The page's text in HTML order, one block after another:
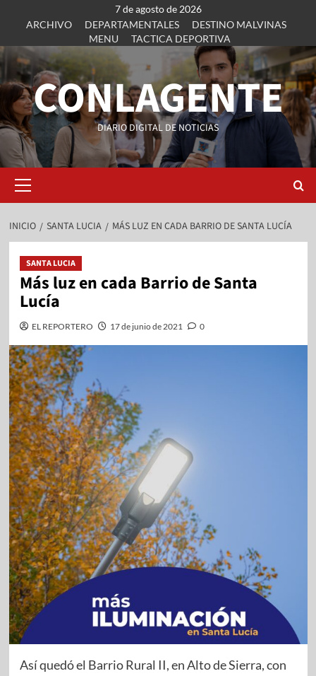
7 de agosto de 2026
ARCHIVO
DEPARTAMENTALES
DESTINO MALVINAS
MENU
TACTICA DEPORTIVA
CONLAGENTE
DIARIO DIGITAL DE NOTICIAS
INICIO SANTA LUCIA MÁS LUZ EN CADA BARRIO DE SANTA LUCÍA
SANTA LUCIA
Más luz en cada Barrio de Santa
Lucía
EL REPORTERO 17 de junio de 2021 0
Así quedó el Barrio Rural II, en Alto de Sierra, con